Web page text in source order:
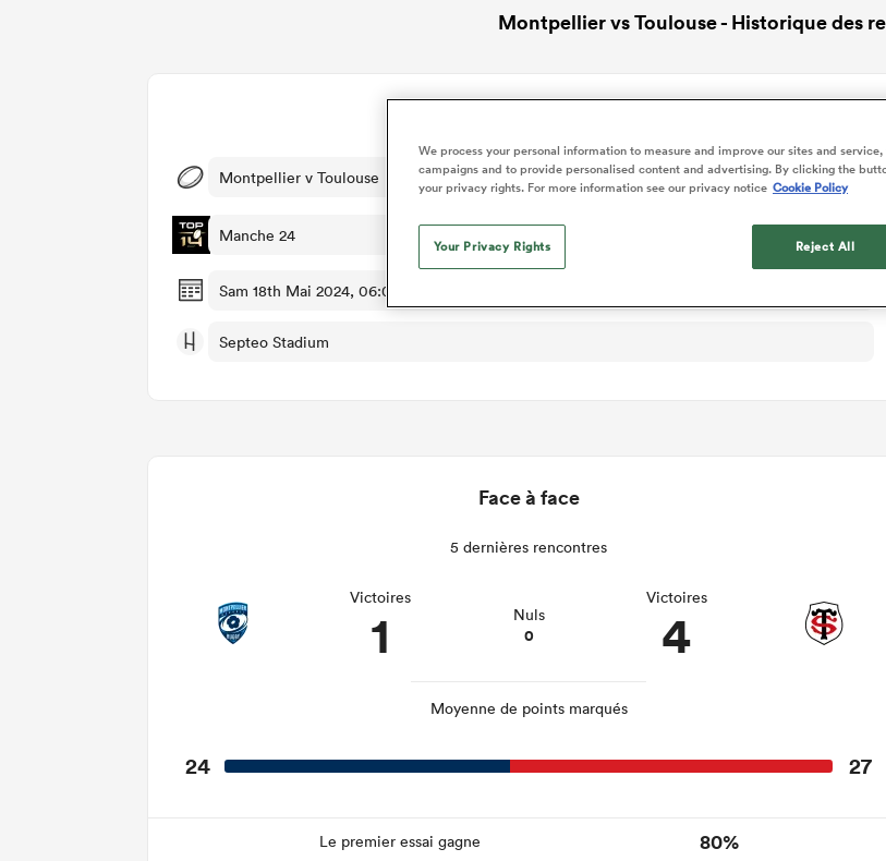
Montpellier vs Toulouse - Historique des
Montpellier v Toulouse
Manche 24
Sam 18th Mai 2024, 06:00am PDT
Septeo Stadium
Face à face
5 dernières rencontres
Victoires
1 Nuls
0
Victoires
4
Moyenne de points marqués
24 27
Le premier essai gagne 80%
We process your personal information to measure and improve our sites and
campaigns and to provide personalised content and advertising. By clicking the
your privacy rights. For more information see our privacy notice Cookie Policy
Your Privacy Rights Reject All